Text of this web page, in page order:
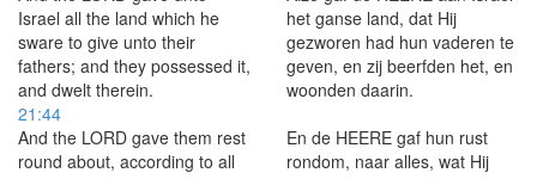
Israel all the land which he
sware to give unto their
fathers; and they possessed it,
and dwelt therein.
het ganse land, dat Hij
gezworen had hun vaderen te
geven, en zij beerfden het, en
woonden daarin.
21:44
And the LORD gave them rest
round about, according to all
En de HEERE gaf hun rust
rondom, naar alles, wat Hij